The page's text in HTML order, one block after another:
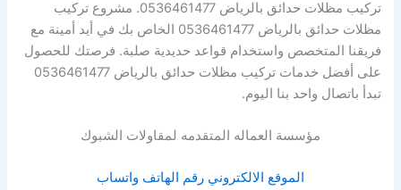
تركيب مظلات حدائق بالرياض 0536461477. مشروع تركيب
مظلات حدائق بالرياض 0536461477 الخاص بك في أيد أمينة مع
فريقنا المتخصص واستخدام قواعد حديدية صلبة. فرصتك للحصول
على أفضل خدمات تركيب مظلات حدائق بالرياض 0536461477
تبدأ باتصال واحد بنا اليوم.
مؤسسة العماله المتقدمه لمقاولات الشبوك
الموقع الالكتروني رقم الهاتف واتساب